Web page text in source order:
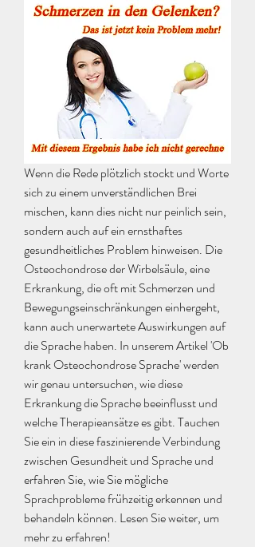
Wenn die Rede plötzlich stockt und Worte
sich zu einem unverständlichen Brei
mischen, kann dies nicht nur peinlich sein,
sondern auch auf ein ernsthaftes
gesundheitliches Problem hinweisen. Die
Osteochondrose der Wirbelsäule, eine
Erkrankung, die oft mit Schmerzen und
Bewegungseinschränkungen einhergeht,
kann auch unerwartete Auswirkungen auf
die Sprache haben. In unserem Artikel 'Ob
krank Osteochondrose Sprache' werden
wir genau untersuchen, wie diese
Erkrankung die Sprache beeinflusst und
welche Therapieansätze es gibt. Tauchen
Sie ein in diese faszinierende Verbindung
zwischen Gesundheit und Sprache und
erfahren Sie, wie Sie mögliche
Sprachprobleme frühzeitig erkennen und
behandeln können. Lesen Sie weiter, um
mehr zu erfahren!